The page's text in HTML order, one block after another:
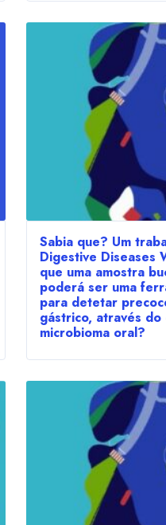
Sabia que? Um
Digestive Diseases
que uma amostra
poderá ser uma
para detetar
gástrico, através
microbioma oral?